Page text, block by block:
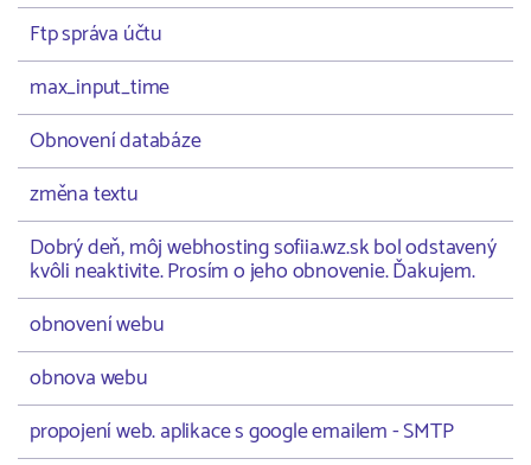
Ftp správa účtu
max_input_time
Obnovení databáze
změna textu
Dobrý deň, môj webhosting sofiia.wz.sk bol odstavený
kvôli neaktivite. Prosím o jeho obnovenie. Ďakujem.
obnovení webu
obnova webu
propojení web. aplikace s google emailem - SMTP